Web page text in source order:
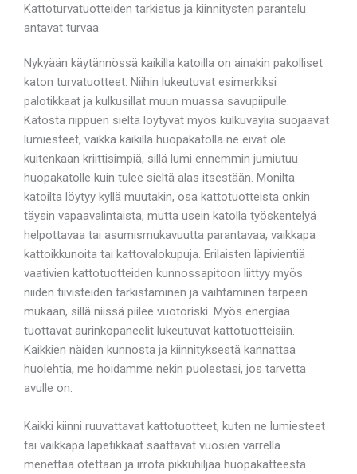
Kattoturvatuotteiden tarkistus ja kiinnitysten parantelu
antavat turvaa
Nykyään käytännössä kaikilla katoilla on ainakin pakolliset
katon turvatuotteet. Niihin lukeutuvat esimerkiksi
palotikkaat ja kulkusillat muun muassa savupiipulle.
Katosta riippuen sieltä löytyvät myös kulkuväyliä suojaavat
lumiesteet, vaikka kaikilla huopakatolla ne eivät ole
kuitenkaan kriittisimpiä, sillä lumi ennemmin jumiutuu
huopakatolle kuin tulee sieltä alas itsestään. Monilta
katoilta löytyy kyllä muutakin, osa kattotuotteista onkin
täysin vapaavalintaista, mutta usein katolla työskentelyä
helpottavaa tai asumismukavuutta parantavaa, vaikkapa
kattoikkunoita tai kattovalokupuja. Erilaisten läpivientiä
vaativien kattotuotteiden kunnossapitoon liittyy myös
niiden tiivisteiden tarkistaminen ja vaihtaminen tarpeen
mukaan, sillä niissä piilee vuotoriski. Myös energiaa
tuottavat aurinkopaneelit lukeutuvat kattotuotteisiin.
Kaikkien näiden kunnosta ja kiinnityksestä kannattaa
huolehtia, me hoidamme nekin puolestasi, jos tarvetta
avulle on.
Kaikki kiinni ruuvattavat kattotuotteet, kuten ne lumiesteet
tai vaikkapa lapetikkaat saattavat vuosien varrella
menettää otettaan ja irrota pikkuhiljaa huopakatteesta.